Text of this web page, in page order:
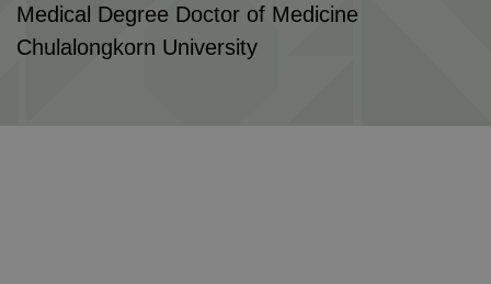
Medical Degree Doctor of Medicine
Chulalongkorn University